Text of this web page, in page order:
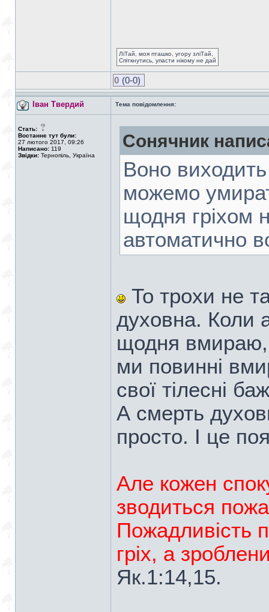
ЛіТай, моя пташко, угору зліТай,
Спіткнутись, упасти нікому не дай
0 (0-0)
Іван Твердий Тема повідомлення:
Стать:
Востаннє тут були:
27 лютого 2017, 09:26
Написано: 119
Звідки: Тернопіль, Україна
Сонячник
Воно
можемо
щодня гріхом
автоматично
То трохи не
духовна. Коли
щодня вмираю,
ми повинні
свої тілесні
А смерть
просто. І це
Але кожен
зводиться
Пожадливість
гріх, а
Як.1:14,15.